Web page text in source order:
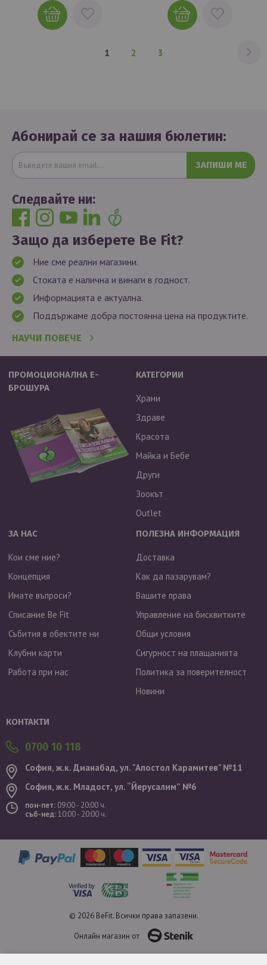
ДОБАВИ
ЛЮБИМИ
ДОБАВИ
ЛЮБИМИ
В
1 Страница
2 Страница
3
Абонирай се за нашия бюлетин:
ЗАПИШИ МЕ
Следвайте ни:
Защо да изберете Be Fit?
Ние сме реални магазини.
Стоката е налична и винаги в годност.
Информацията е актуална.
Поддържаме добра постоянна цена на продуктите.
НАУЧИ ПОВЕЧЕ
ПРОМОЦИОНАЛНА Е-
БРОШУРА
КАТЕГОРИИ
Храни
Здраве
Красота
Майка и Бебе
Други
Зоокът
Outlet
ЗА НАС
Кои сме ние?
Концепция
Имате въпроси?
Списание Be Fit
Събития в обектите ни
Клубни карти
Работа при нас
ПОЛЕЗНА ИНФОРМАЦИЯ
Доставка
Как да пазарувам?
Вашите права
Управление на бисквитките
Общи условия
Сигурност на плащанията
Политика за поверителност
Новини
КОНТАКТИ
0700 10 118
София, ж.к. Дианабад, ул. "Aпостол Карамитев" №11
София, ж.к. Младост, ул. “Йерусалим” №6
пон-пет: 09:00 - 20:00 ч.
съб-нед:10:00 - 20:00 ч.
© 2026 BeFit. Всички права запазени.
Онлайн магазин от